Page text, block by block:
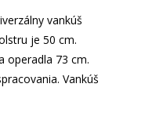
vankúš
je 50 cm.
operadla 73 cm.
Vankúš